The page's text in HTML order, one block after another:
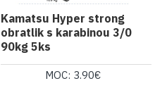
Kamatsu Hyper strong
obratlik s karabinou 3/0
90kg 5ks
MOC: 3.90€